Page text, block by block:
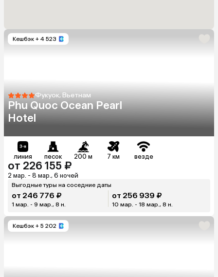
Кешбэк + 4 523
Фукуок, Вьетнам
Phu Quoc Ocean Pearl
Hotel
линия песок 200 м 7 км везде
от 226 155 ₽
2 мар. - 8 мар., 6 ночей
Выгодные туры на соседние даты
от 246 776 ₽
1 мар. - 9 мар., 8 н.
от 256 939 ₽
10 мар. - 18 мар., 8 н.
Кешбэк + 5 202